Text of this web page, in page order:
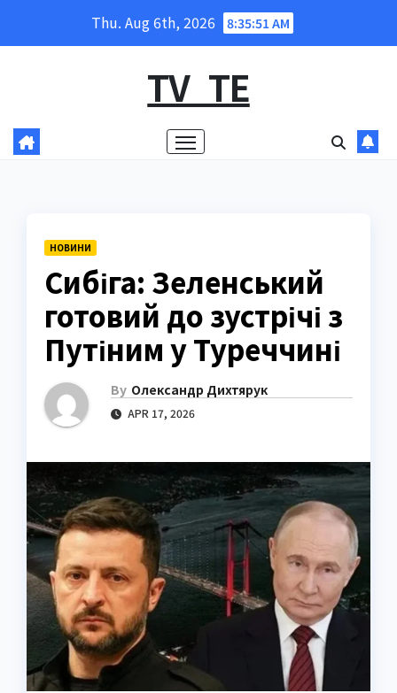
Thu. Aug 6th, 2026 8:35:52 AM
TV_TE
НОВИНИ
Сибіга: Зеленський
готовий до зустрічі з
Путіним у Туреччині
By Олександр Дихтярук
APR 17, 2026